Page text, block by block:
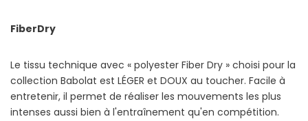
FiberDry
Le tissu technique avec « polyester Fiber Dry » choisi pour la
collection Babolat est LÉGER et DOUX au toucher. Facile à
entretenir, il permet de réaliser les mouvements les plus
intenses aussi bien à l'entraînement qu'en compétition.